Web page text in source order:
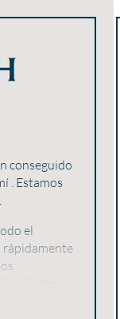
conseguido
. Estamos
el
rápidamente